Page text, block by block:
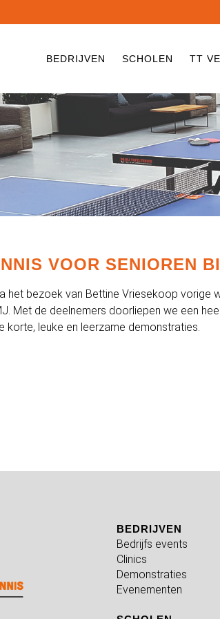
BEDRIJVEN SCHOLEN TT
VOOR SENIOREN
het bezoek van Bettine Vriesekoop vorige
Met de deelnemers doorliepen we een
korte, leuke en leerzame demonstraties.
BEDRIJVEN
Bedrijfs events
Clinics
Demonstraties
Evenementen